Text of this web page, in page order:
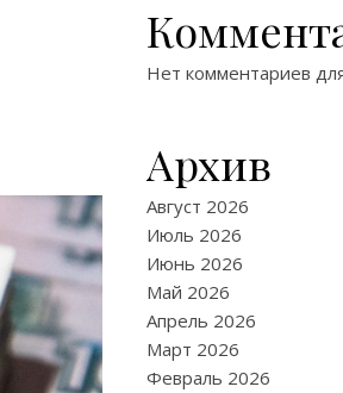
Нет комментариев
Архив
Август 2026
Июль 2026
Июнь 2026
Май 2026
Апрель 2026
Март 2026
Февраль 2026